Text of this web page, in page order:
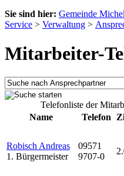
Sie sind hier: Gemeinde
Service > Verwaltung >
Mitarbeiter-
Telefonliste der
Name
Telefon
Robisch Andreas
1. Bürgermeister
09571
9707-0